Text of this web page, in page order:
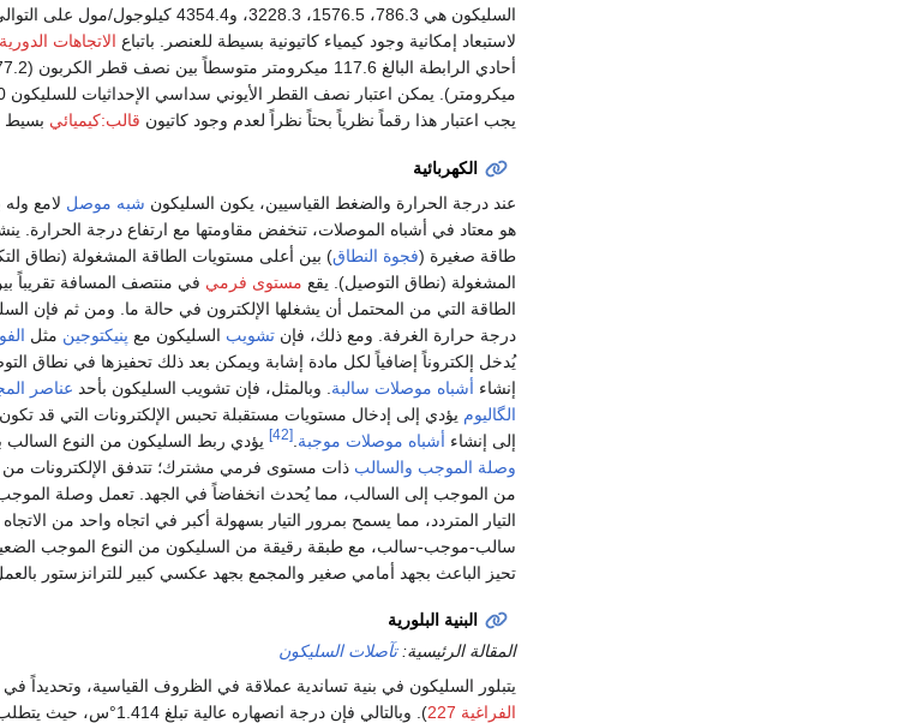
السليكون هي 786.3، 1576.5، 3228.3، و4354.4
لاستبعاد إمكانية وجود كيمياء كاتيونية بسيطة للعنصر. باتباع الاتجاهات الدورية
يجب اعتبار هذا رقماً نظرياً بحتاً نظراً لعدم وجود كاتيون قالب:كيميائي بسيط
الكهربائية
عند درجة الحرارة والضغط القياسيين، يكون السليكون شبه موصل لامع
هو معتاد في أشباه الموصلات، تنخفض مقاومتها مع ارتفاع درجة الحرارة.
طاقة صغيرة (فجوة النطاق) بين أعلى مستويات الطاقة المشغولة (نطاق
المشغولة (نطاق التوصيل). يقع مستوى فرمي في منتصف المسافة تقريباً
الطاقة التي من المحتمل أن يشغلها الإلكترون في حالة ما. ومن ثم فإن
درجة حرارة الغرفة. ومع ذلك، فإن تشويب السليكون مع پنيكتوجين مثل
يُدخل إلكتروناً إضافياً لكل مادة إشابة ويمكن بعد ذلك تحفيزها في نطاق
إنشاء أشباه موصلات سالبة . وبالمثل، فإن تشويب السليكون بأحد عناصر
الگاليوم يؤدي إلى إدخال مستويات مستقبلة تحبس الإلكترونات التي قد
إلى إنشاء أشباه موصلات موجبة [42]
يؤدي ربط السليكون من النوع السالب
وصلة الموجب والسالب ذات مستوى فرمي مشترك؛ تتدفق الإلكترونات من
من الموجب إلى السالب، مما يُحدث انخفاضاً في الجهد. تعمل وصلة
التيار المتردد، مما يسمح بمرور التيار بسهولة أكبر في اتجاه واحد من
سالب-موجب-سالب، مع طبقة رقيقة من السليكون من النوع الموجب
تحيز الباعث بجهد أمامي صغير والمجمع بجهد عكسي كبير للترانزستور
البنية البلورية
المقالة الرئيسية:تآصلات السليكون
يتبلور السليكون في بنية تساندية عملاقة في الظروف القياسية، وتحديداً
الفراغية 227
). وبالتالي فإن درجة